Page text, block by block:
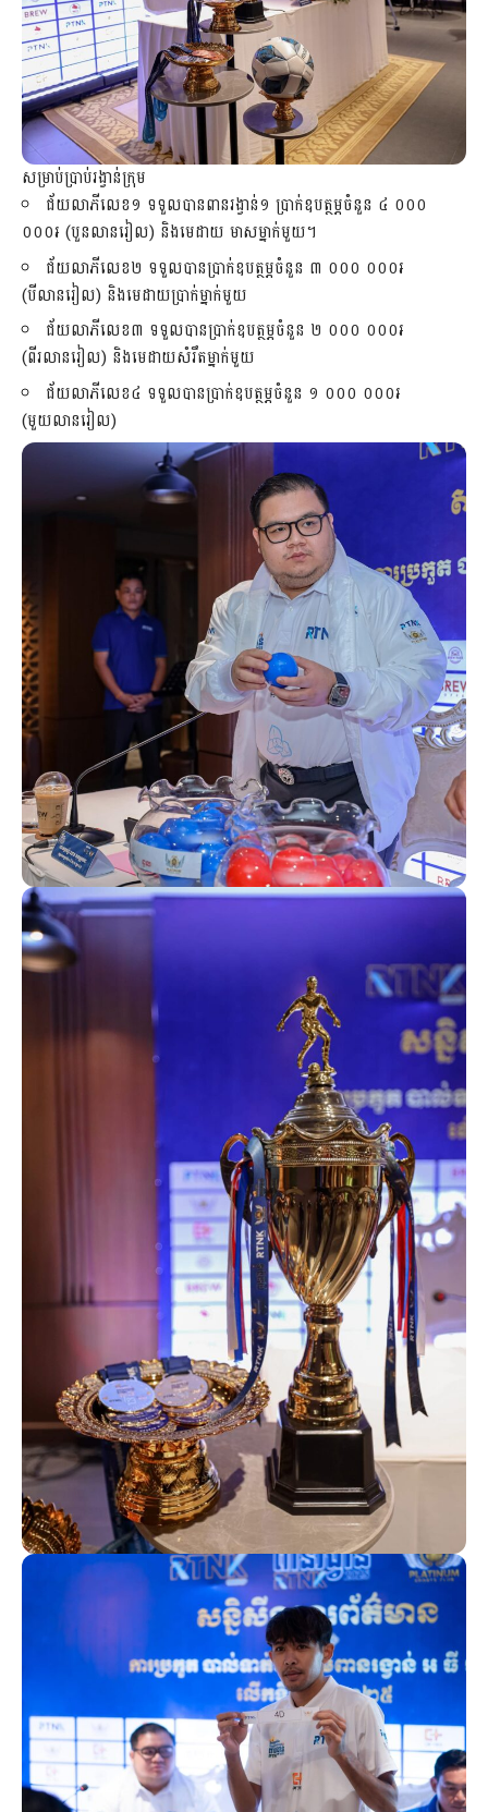
សម្រាប់ប្រាប់រង្វាន់ក្រុម
ជ័យលាភីលេខ១ ទទួលបានពានរង្វាន់១ ប្រាក់ឧបត្ថម្ភចំនួន ៤ ០០០
០០០៛ (បួនលានរៀល) និងមេដាយ មាសម្នាក់មួយ។
ជ័យលាភីលេខ២ ទទួលបានប្រាក់ឧបត្ថម្ភចំនួន ៣ ០០០ ០០០៛
(បីលានរៀល) និងមេដាយប្រាក់ម្នាក់មួយ
ជ័យលាភីលេខ៣ ទទួលបានប្រាក់ឧបត្ថម្ភចំនួន ២ ០០០ ០០០៛
(ពីរលានរៀល) និងមេដាយសំរឹតម្នាក់មួយ
ជ័យលាភីលេខ៤ ទទួលបានប្រាក់ឧបត្ថម្ភចំនួន ១ ០០០ ០០០៛
(មួយលានរៀល)